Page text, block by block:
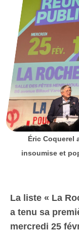
Éric Coquerel
insoumise et
La liste « La
a tenu sa
mercredi 25